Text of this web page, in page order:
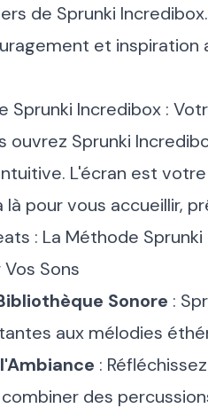
de Sprunki
et inspiration
Sprunki Incredibox :
ouvrez Sprunki
L'écran est
là pour vous accueillir,
: La Méthode
Sons
Sonore :
aux mélodies
:
des